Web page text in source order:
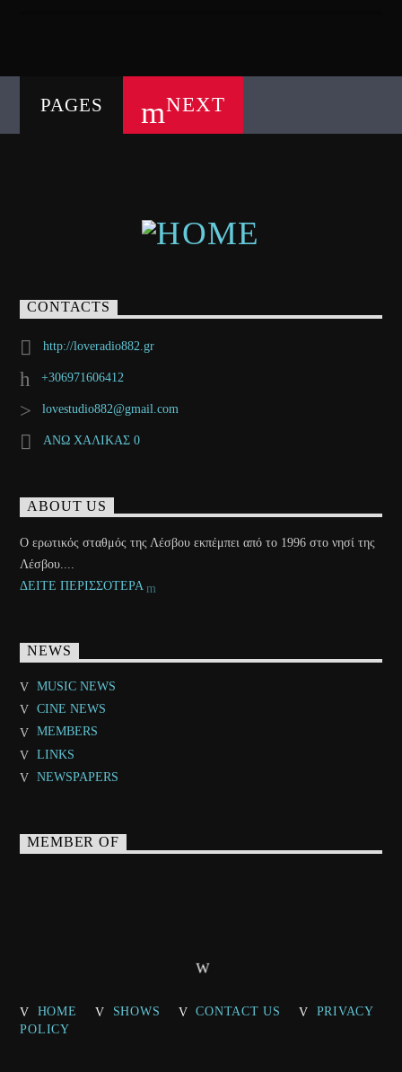
PAGES NEXT
CONTACTS
http://loveradio882.gr
+306971606412
lovestudio882@gmail.com
ΑΝΩ ΧΑΛΙΚΑΣ 0
ABOUT US
Ο ερωτικός σταθμός της Λέσβου εκπέμπει από το 1996 στο νησί της
Λέσβου....
ΔΕΙΤΕ ΠΕΡΙΣΣΟΤΕΡΑ
NEWS
MUSIC NEWS
CINE NEWS
MEMBERS
LINKS
NEWSPAPERS
MEMBER OF
HOME SHOWS CONTACT US
PRIVACY
POLICY